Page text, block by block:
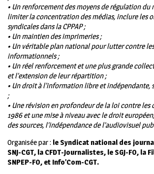
• Un renforcement des moyens de régulation du
limiter la concentration des médias, inclure les
syndicales dans la CPPAP ;
• Un maintien des imprimeries ;
• Un véritable plan national pour lutter contre
informationnels ;
• Un réel renforcement et une plus grande
et l’extension de leur répartition ;
• Un droit à l’information libre et indépendante,
;
• Une révision en profondeur de la loi contre les
1986 et une mise à niveau avec le droit
des sources, l’indépendance de l’audiovisuel
Organisée par : le Syndicat national des
SNJ-CGT, la CFDT-Journalistes, le SGJ-FO, la
SNPEP-FO, et Info’Com-CGT.